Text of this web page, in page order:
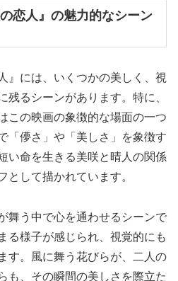
恋人』の魅力的なシーン
』には、いくつかの美しく、視
残るシーンがあります。特に、
この映画の象徴的な場面の一つ
「儚さ」や「美しさ」を象徴す
い命を生きる美咲と晴人の関係
として描かれています。
舞う中で心を通わせるシーンで
る様子が感じられ、視覚的にも
す。風に舞う花びらが、二人の
も、その瞬間の美しさを際立た